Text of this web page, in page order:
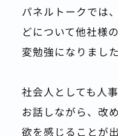
パネルトークでは
どについて他社様
変勉強になりまし
社会人としても人
お話しながら、改
欲を感じることが